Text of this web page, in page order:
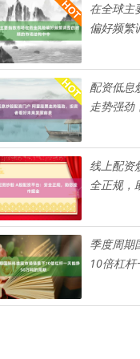
在全球主
偏好频繁
配资低息
走势强劲
线上配资
全正规，
季度周期
10倍杠